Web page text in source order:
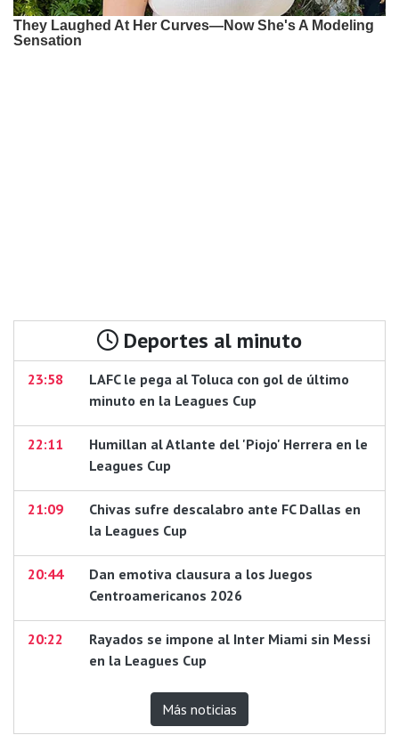
Deportes al minuto
23:58
LAFC le pega al Toluca con gol de último
minuto en la Leagues Cup
22:11
Humillan al Atlante del 'Piojo' Herrera en le
Leagues Cup
21:09
Chivas sufre descalabro ante FC Dallas en
la Leagues Cup
20:44
Dan emotiva clausura a los Juegos
Centroamericanos 2026
20:22
Rayados se impone al Inter Miami sin Messi
en la Leagues Cup
Más noticias